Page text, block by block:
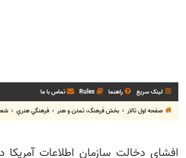
لینک سریع راهنما Rules تماس با ما
صفحه اول تالار
بخش فرهنگ، تمدن و هنر فرهنگي هنري
افشاي دخالت سازمان اطلاعات آمريكا